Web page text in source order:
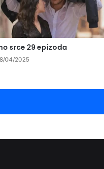
srce 29 epizoda
04/2025